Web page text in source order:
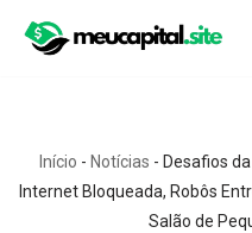
conteúdo
Início - Notícias - Desafios
Internet Bloqueada, Robôs
Salão de